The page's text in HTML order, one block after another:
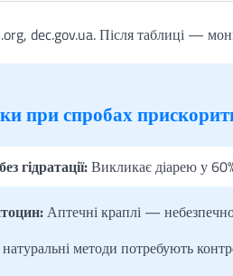
dec.gov.ua. Після таблиці —
при спробах
гідратації:Викликає діарею у
Аптечні краплі —
натуральні методи потребують